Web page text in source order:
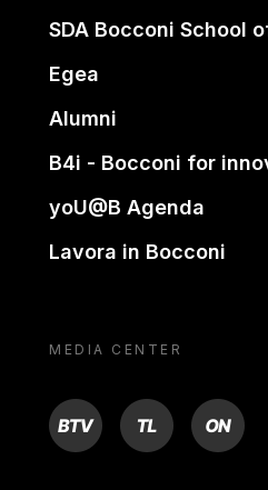
SDA Bocconi School
Egea
Alumni
B4i - Bocconi for
yoU@B Agenda
Lavora in Bocconi
MEDIA CENTER
BTV TL ON